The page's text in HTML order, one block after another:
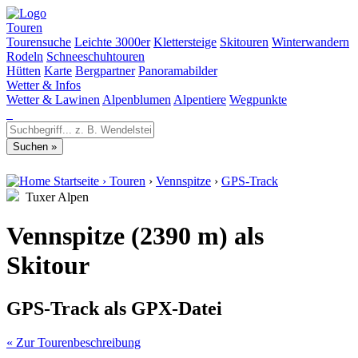
Touren
Tourensuche Leichte 3000er Klettersteige Skitouren Winterwandern
Rodeln Schneeschuhtouren
Hütten Karte Bergpartner Panoramabilder
Wetter & Infos
Wetter & Lawinen Alpenblumen Alpentiere Wegpunkte
Startseite › Touren › Vennspitze › GPS-Track
Tuxer Alpen
Vennspitze (2390 m) als
Skitour
GPS-Track als GPX-Datei
« Zur Tourenbeschreibung